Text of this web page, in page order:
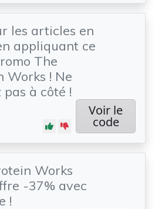
les articles en
appliquant ce
The
Works ! Ne
pas à côté !
Voir le
code
Works
-37% avec
!